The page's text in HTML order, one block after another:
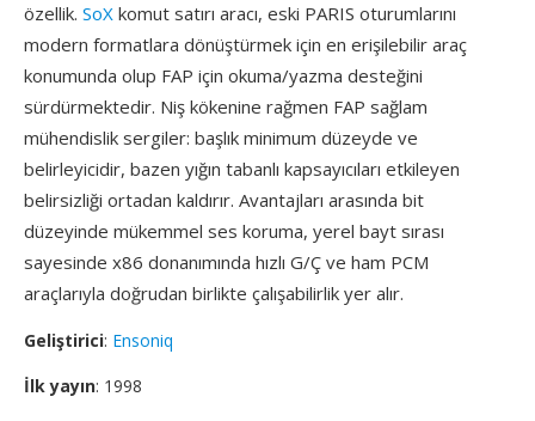
özellik. SoX komut satırı aracı, eski PARIS oturumlarını
modern formatlara dönüştürmek için en erişilebilir araç
konumunda olup FAP için okuma/yazma desteğini
sürdürmektedir. Niş kökenine rağmen FAP sağlam
mühendislik sergiler: başlık minimum düzeyde ve
belirleyicidir, bazen yığın tabanlı kapsayıcıları etkileyen
belirsizliği ortadan kaldırır. Avantajları arasında bit
düzeyinde mükemmel ses koruma, yerel bayt sırası
sayesinde x86 donanımında hızlı G/Ç ve ham PCM
araçlarıyla doğrudan birlikte çalışabilirlik yer alır.
Geliştirici: Ensoniq
İlk yayın: 1998